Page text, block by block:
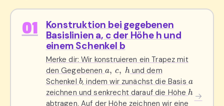
01
Konstruktion bei gegebenen
Basislinien a, c der Höhe h und
einem Schenkel b
Merke dir: Wir konstruieren ein Trapez mit
den Gegebenen a, c, h und dem
Schenkel b, indem wir zunächst die Basis
zeichnen und senkrecht darauf die Höhe h
abtragen. Auf der Höhe zeichnen wir eine